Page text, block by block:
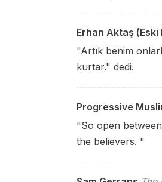
Erhan Aktaş (Eski
"Artık benim
kurtar." dedi.
Progressive
"So open
the believers. "